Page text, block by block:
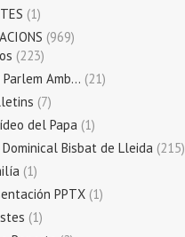
(1)
(969)
(223)
Parlem Amb… (21)
(7)
del Papa (1)
Bisbat de Lleida (215)
(1)
PPTX (1)
(1)